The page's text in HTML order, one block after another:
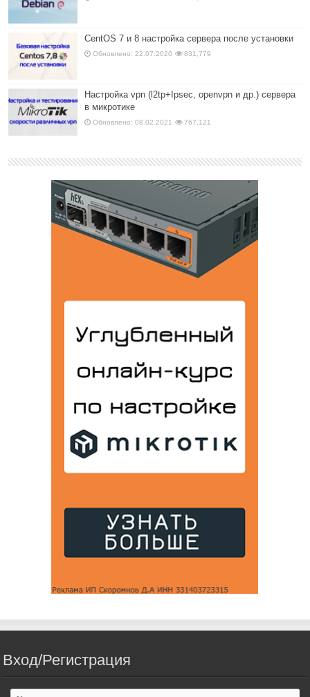
CentOS 7 и 8 настройка сервера после установки
Обновлено: 22.07.2020 831,779
Настройка vpn (l2tp+Ipsec, openvpn и др.) сервера
в микротике
Обновлено: 08.02.2021 767,121
Вход/Регистрация